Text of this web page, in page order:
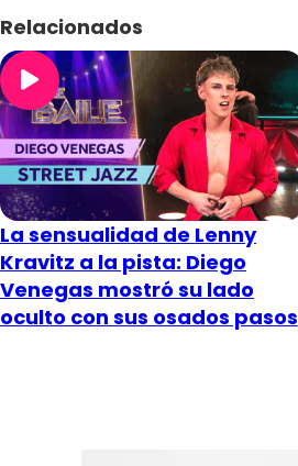
Relacionados
La sensualidad de Lenny
Kravitz a la pista: Diego
Venegas mostró su lado
oculto con sus osados pasos